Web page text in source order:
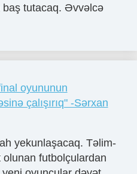
baş tutacaq. Əvvəlcə
oyununun
çalışırıq" -Sərxan
yekunlaşacaq. Təlim-
olunan futbolçulardan